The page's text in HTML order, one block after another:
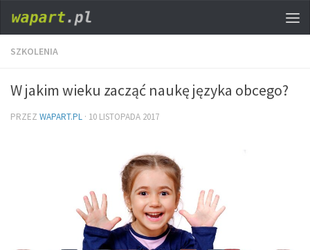
SZKOLENIA
W jakim wieku zacząć naukę języka obcego?
PRZEZ WAPART.PL · 10 LISTOPADA 2017